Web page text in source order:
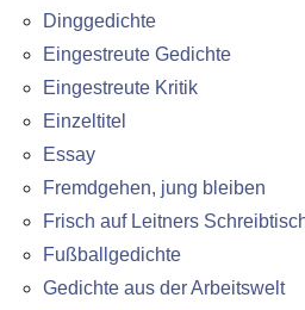
Dinggedichte
Eingestreute Gedichte
Eingestreute Kritik
Einzeltitel
Essay
Fremdgehen, jung bleiben
Frisch auf Leitners
Fußballgedichte
Gedichte aus der Arbeitswelt